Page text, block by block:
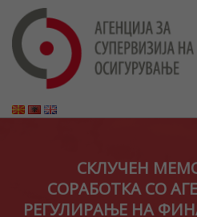
СКЛУЧЕН
СОРАБОТКА СО
РЕГУЛИРАЊЕ НА